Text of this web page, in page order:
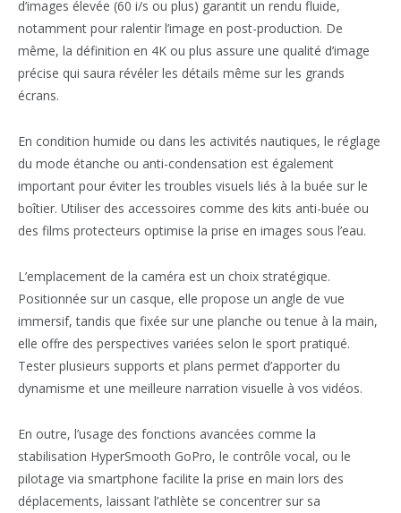
d’images élevée (60 i/s ou plus) garantit un rendu fluide,
notamment pour ralentir l’image en post-production. De
même, la définition en 4K ou plus assure une qualité d’image
précise qui saura révéler les détails même sur les grands
écrans.
En condition humide ou dans les activités nautiques, le réglage
du mode étanche ou anti-condensation est également
important pour éviter les troubles visuels liés à la buée sur le
boîtier. Utiliser des accessoires comme des kits anti-buée ou
des films protecteurs optimise la prise en images sous l’eau.
L’emplacement de la caméra est un choix stratégique.
Positionnée sur un casque, elle propose un angle de vue
immersif, tandis que fixée sur une planche ou tenue à la main,
elle offre des perspectives variées selon le sport pratiqué.
Tester plusieurs supports et plans permet d’apporter du
dynamisme et une meilleure narration visuelle à vos vidéos.
En outre, l’usage des fonctions avancées comme la
stabilisation HyperSmooth GoPro, le contrôle vocal, ou le
pilotage via smartphone facilite la prise en main lors des
déplacements, laissant l’athlète se concentrer sur sa